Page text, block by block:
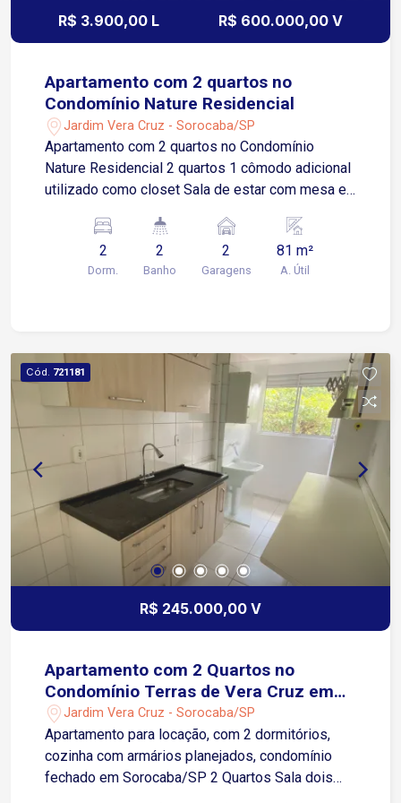
R$ 3.900,00 L R$ 600.000,00 V
Apartamento com 2 quartos no
Condomínio Nature Residencial
Jardim Vera Cruz - Sorocaba/SP
Apartamento com 2 quartos no Condomínio
Nature Residencial 2 quartos 1 cômodo adicional
utilizado como closet Sala de estar com mesa e
com triturador Área de serviços Banheiro social 2
vagas de garagem cobertas Imóvel funcional,
com ótimo aproveitamento de espaço, ideal para
Tavares Aproximadamente 15 minutos do
Shopping Iguatemi Esplanada Região com ampla
infraestrutura Próximo a supermercados,
restaurantes, farmácias, bancos e diversos
comércios Excelente mobilidade para diferentes
pontos da cidade Ótima opção para quem busca
comodidade em imóvel para aluguel Condomínio
Portaria 24 horas 3 salões de festas Salão de
jogos Academia Churrasqueiras Espaço mulher e
sala de massagem Espaço zen Pista de
caminhada Piscinas adulto e infantil Espaço kids
2
Dorm.
2
Banho
2
Garagens
81 m²
A. Útil
Cód. 721181
R$ 245.000,00 V
Apartamento com 2 Quartos no
Condomínio Terras de Vera Cruz em
Sorocaba/SP
Jardim Vera Cruz - Sorocaba/SP
Apartamento para locação, com 2 dormitórios,
cozinha com armários planejados, condomínio
fechado em Sorocaba/SP 2 Quartos Sala dois